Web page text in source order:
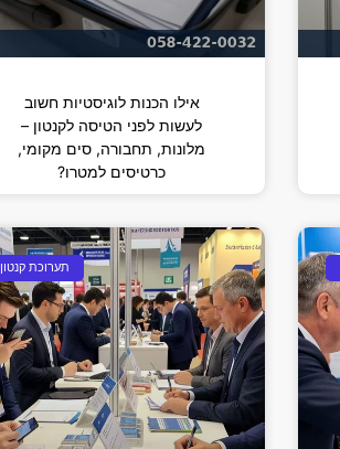
אילו הכנות לוגיסטיות חשוב
לעשות לפני הטיסה לקנטון –
מלונות, תחבורה, סים מקומי,
כרטיסים למטרו?
תערוכת קנטון